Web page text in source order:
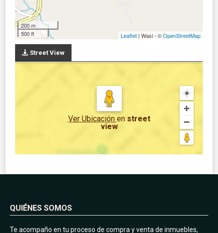
200 m
500 ft
Leaflet | Wasi - ©OpenStreetMap
Street View
Ver Ubicación en street
view
QUIÉNES SOMOS
Te acompaño en tu proceso de compra y venta de inmuebles,